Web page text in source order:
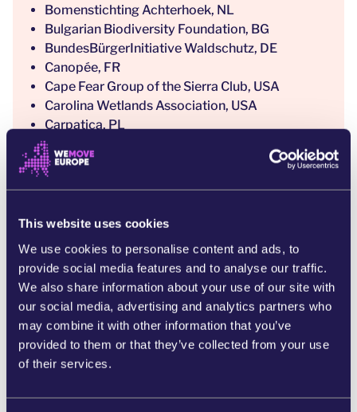
This website uses cookies
We use cookies to personalise content and ads, to
provide social media features and to analyse our traffic.
We also share information about your use of our site with
our social media, advertising and analytics partners who
may combine it with other information that you’ve
provided to them or that they’ve collected from your use
of their services.
Bomenstichting Achterhoek, NL
Bulgarian Biodiversity Foundation, BG
BundesBürgerInitiative Waldschutz, DE
Canopée, FR
Cape Fear Group of the Sierra Club, USA
Carolina Wetlands Association, USA
Carpatica, PL
CEEWeb for Biodiversity, HU
Clean Air Carolina, USA
ClientEarth, International
Comite Schone Lucht (Clean Air Committee),
Conservation North, Canada
Corporate Europe Observatory, EU
Danmarks Naturfredningsforening (Danish
Society for Nature Conservation), DK
Denkhaus Bremen, DE
Dogwood Alliance, USA
Earth Thrive, UK/Serbia